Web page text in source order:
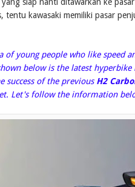
tentu kawasaki memiliki pasar
young people who like speed
below is the latest
success of the previous H2
Let's follow the information